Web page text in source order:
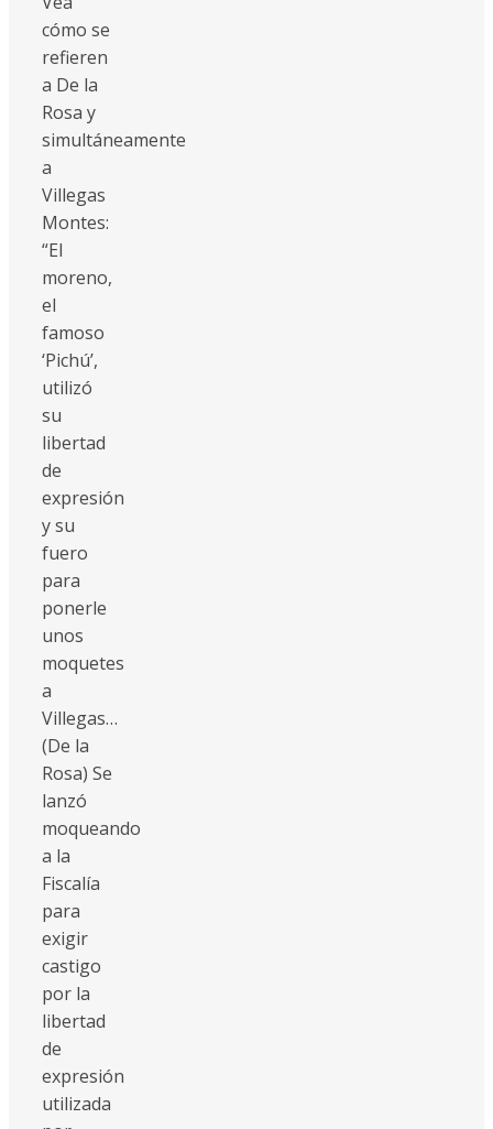
cómo se
refieren
a De la
Rosa y
simultáneamente
a
Villegas
Montes:
“El
moreno,
el
famoso
‘Pichú’,
utilizó
su
libertad
de
expresión
y su
fuero
para
ponerle
unos
moquetes
a
Villegas…
(De la
Rosa) Se
lanzó
moqueando
a la
Fiscalía
para
exigir
castigo
por la
libertad
de
expresión
utilizada